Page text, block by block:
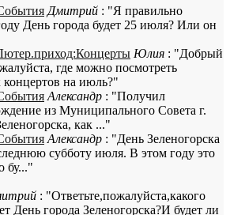
Дмитрий : "Я правильно
День города будет 25 июля? Или он
Юлия : "Добрый
где можно посмотреть
на июль?"
Александр : "Получил
из Муниципального Совета г.
как ..."
Александр : "День Зеленогорска
субботу июля. В этом году это
бу..."
: "Ответьте,пожалуйста,какого
День города Зеленогорска?И будет ли